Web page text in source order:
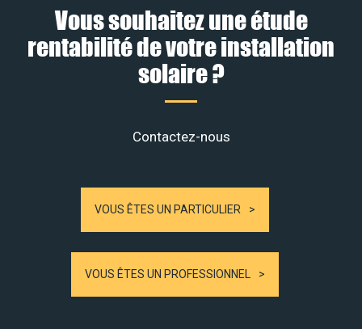
Vous souhaitez une étude
rentabilité de votre installation
solaire ?
Contactez-nous
VOUS ÊTES UN PARTICULIER
VOUS ÊTES UN PROFESSIONNEL